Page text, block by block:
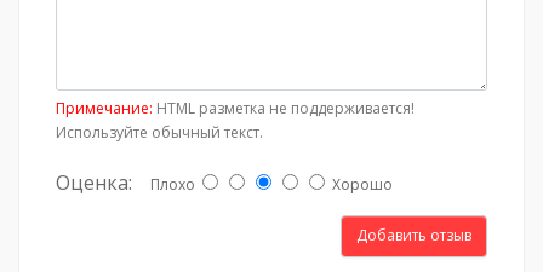
Примечание: HTML разметка не поддерживается!
Используйте обычный текст.
Оценка: Плохо Хорошо
Добавить отзыв